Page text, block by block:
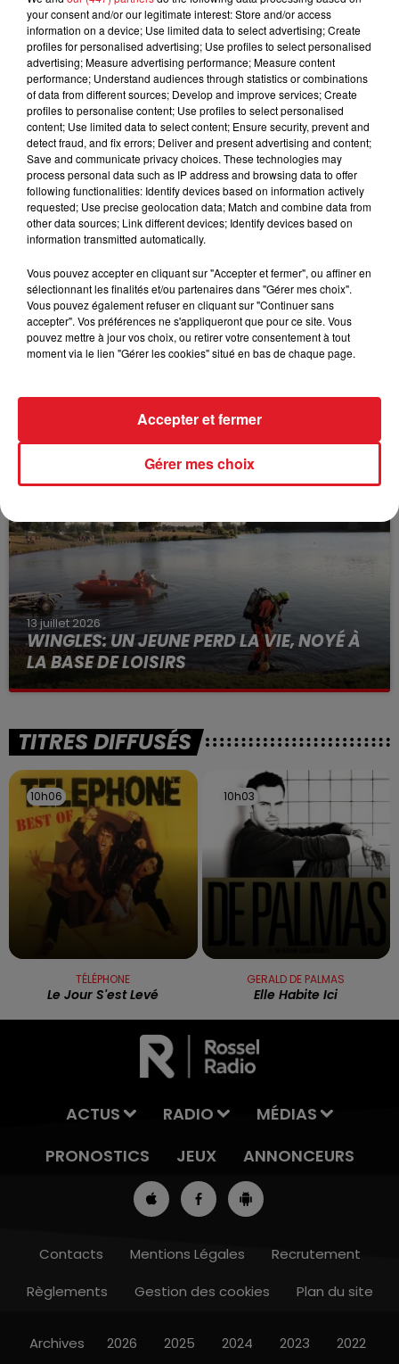
13h00 - 16h00
Dans son communiqué publié ce matin, le préfet du
Pas-de-Calais a appellé les habitants"à faire preuve
de civisme et de solidarité". Le respect de cette
disposition et les approvisionnements prochains
devraient permettre à la situation de revenir à la
normale dans les prochains jours.
FIL D'ACTUS
15 juillet 2026
BÉTHUNE: ENQUÊTE POUR HOMICIDE
VOLONTAIRE EN COURS, APRÈS LA...
Selon les premiers éléments, le logement servait
à des prostituées
13 juillet 2026
WINGLES: UN JEUNE PERD LA VIE, NOYÉ À
LA BASE DE LOISIRS
La victime a coulé à pic
TITRES DIFFUSÉS
10h06
10h06
TÉLÉPHONE
Le Jour S'est Levé
10h03
10h03
GERALD DE PALMAS
Elle Habite Ici
ACTUS RADIO
MÉDIAS
PRONOSTICS
JEUX ANNONCEURS
Contacts Mentions Légales
Recrutement
Règlements
Gestion des cookies Plan du site
Archives 2026 2025 2024 2023 2022
your consent and/or our legitimate interest: Store and/or access
information on a device; Use limited data to select advertising; Create
profiles for personalised advertising; Use profiles to select personalised
advertising; Measure advertising performance; Measure content
performance; Understand audiences through statistics or combinations
of data from different sources; Develop and improve services; Create
profiles to personalise content; Use profiles to select personalised
content; Use limited data to select content; Ensure security, prevent and
detect fraud, and fix errors; Deliver and present advertising and content;
Save and communicate privacy choices. These technologies may
process personal data such as IP address and browsing data to offer
following functionalities: Identify devices based on information actively
requested; Use precise geolocation data; Match and combine data from
other data sources; Link different devices; Identify devices based on
information transmitted automatically.
Vous pouvez accepter en cliquant sur "Accepter et fermer", ou affiner en
sélectionnant les finalités et/ou partenaires dans "Gérer mes choix".
Vous pouvez également refuser en cliquant sur "Continuer sans
accepter". Vos préférences ne s'appliqueront que pour ce site. Vous
pouvez mettre à jour vos choix, ou retirer votre consentement à tout
moment via le lien "Gérer les cookies" situé en bas de chaque page.
Gérer mes choix
Accepter et fermer